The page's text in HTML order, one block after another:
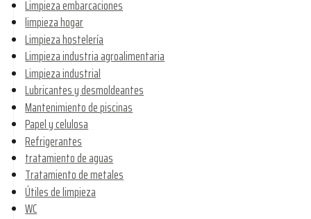
Limpieza embarcaciones
limpieza hogar
Limpieza hostelería
Limpieza industria agroalimentaria
Limpieza industrial
Lubricantes y desmoldeantes
Mantenimiento de piscinas
Papel y celulosa
Refrigerantes
tratamiento de aguas
Tratamiento de metales
Útiles de limpieza
WC